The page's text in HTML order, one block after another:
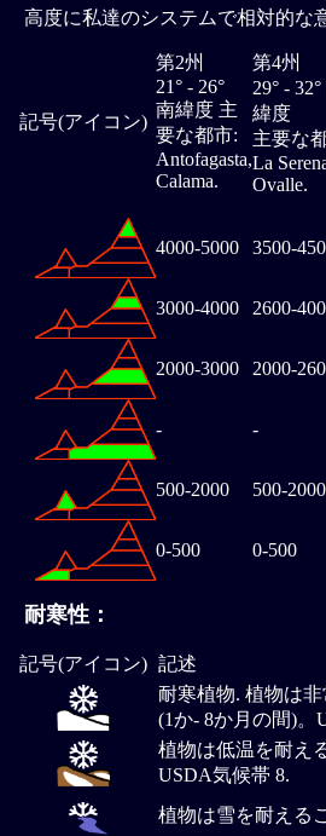
高度に私達のシステムで相対的な
記号(アイコン)
第2州
21° - 26°
南緯度 主
要な都市:
Antofagasta,
Calama.
第4州
29° -
緯度
主要な
La
Ovalle.
4000-5000 3500-
3000-4000 2600-
2000-3000 2000-
- -
500-2000 500-2000
0-500 0-500
耐寒性：
記号(アイコン) 記述
耐寒植物. 植物は非
(1か- 8か月の間)。
植物は低温を耐え
USDA気候帯 8.
植物は雪を耐える